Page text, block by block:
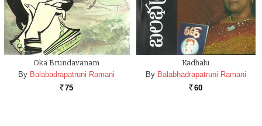
Oka Brundavanam
By Balabadrapatruni Ramani
Rs. 75
Kadhalu
By Balabhadrapatruni Ramani
Rs. 60